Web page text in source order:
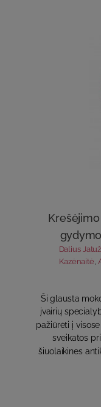
Dalius
Kazėnaitė
Ši glausta
įvairių
pažiūrėti į
sveikatos
šiuolaikines